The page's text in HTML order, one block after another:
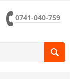
0741-040-759